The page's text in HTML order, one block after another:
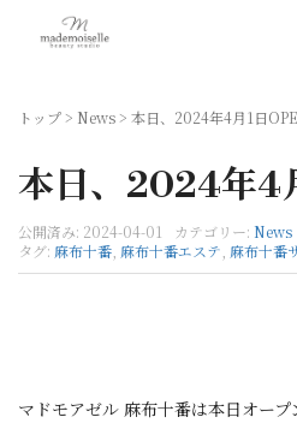
トップ> News> 本日、2024年4月1日
本日、2024年4
公開済み: 2024-04-01 カテゴリー: News
タグ: 麻布十番 麻布十番エステ 麻布十番
マドモアゼル 麻布十番は本日オープ